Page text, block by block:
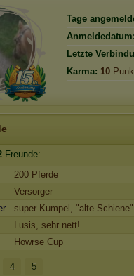
Tage
Letzte
Karma: 10
Freunde:
200 Pferde
Versorger
super Kumpel, "alte Schiene"
Lusis, sehr nett!
Howrse Cup
4 5